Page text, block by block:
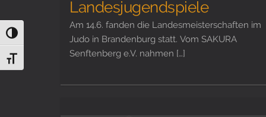
Umschalten auf hohe Kontraste
Schrift vergrößern
Landesjugendspiele
Am 14.6. fanden die Landesmeisterschaften im
Judo in Brandenburg statt. Vom SAKURA
Senftenberg e.V. nahmen […]